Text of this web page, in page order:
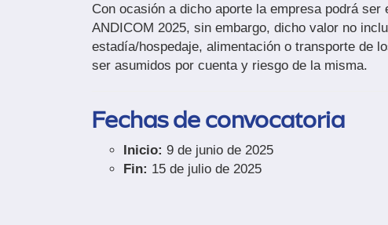
Con ocasión a dicho aporte la empresa podrá ser
ANDICOM 2025, sin embargo, dicho valor no
estadía/hospedaje, alimentación o transporte de
ser asumidos por cuenta y riesgo de la misma.
Fechas de convocatoria
Inicio: 9 de junio de 2025
Fin: 15 de julio de 2025